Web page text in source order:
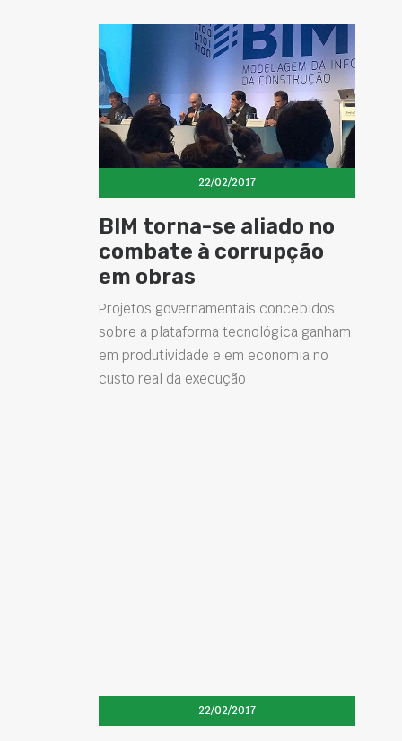
22/02/2017
BIM torna-se aliado no
combate à corrupção
em obras
Projetos governamentais concebidos
sobre a plataforma tecnológica ganham
em produtividade e em economia no
custo real da execução
22/02/2017